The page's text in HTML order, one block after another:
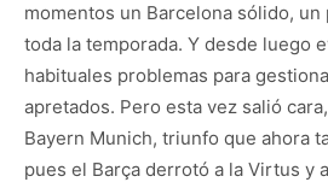
momentos un Barcelona sólido,
toda la temporada. Y desde luego
habituales problemas para
apretados. Pero esta vez salió
Bayern Munich, triunfo que ahora
pues el Barça derrotó a la Virtus y